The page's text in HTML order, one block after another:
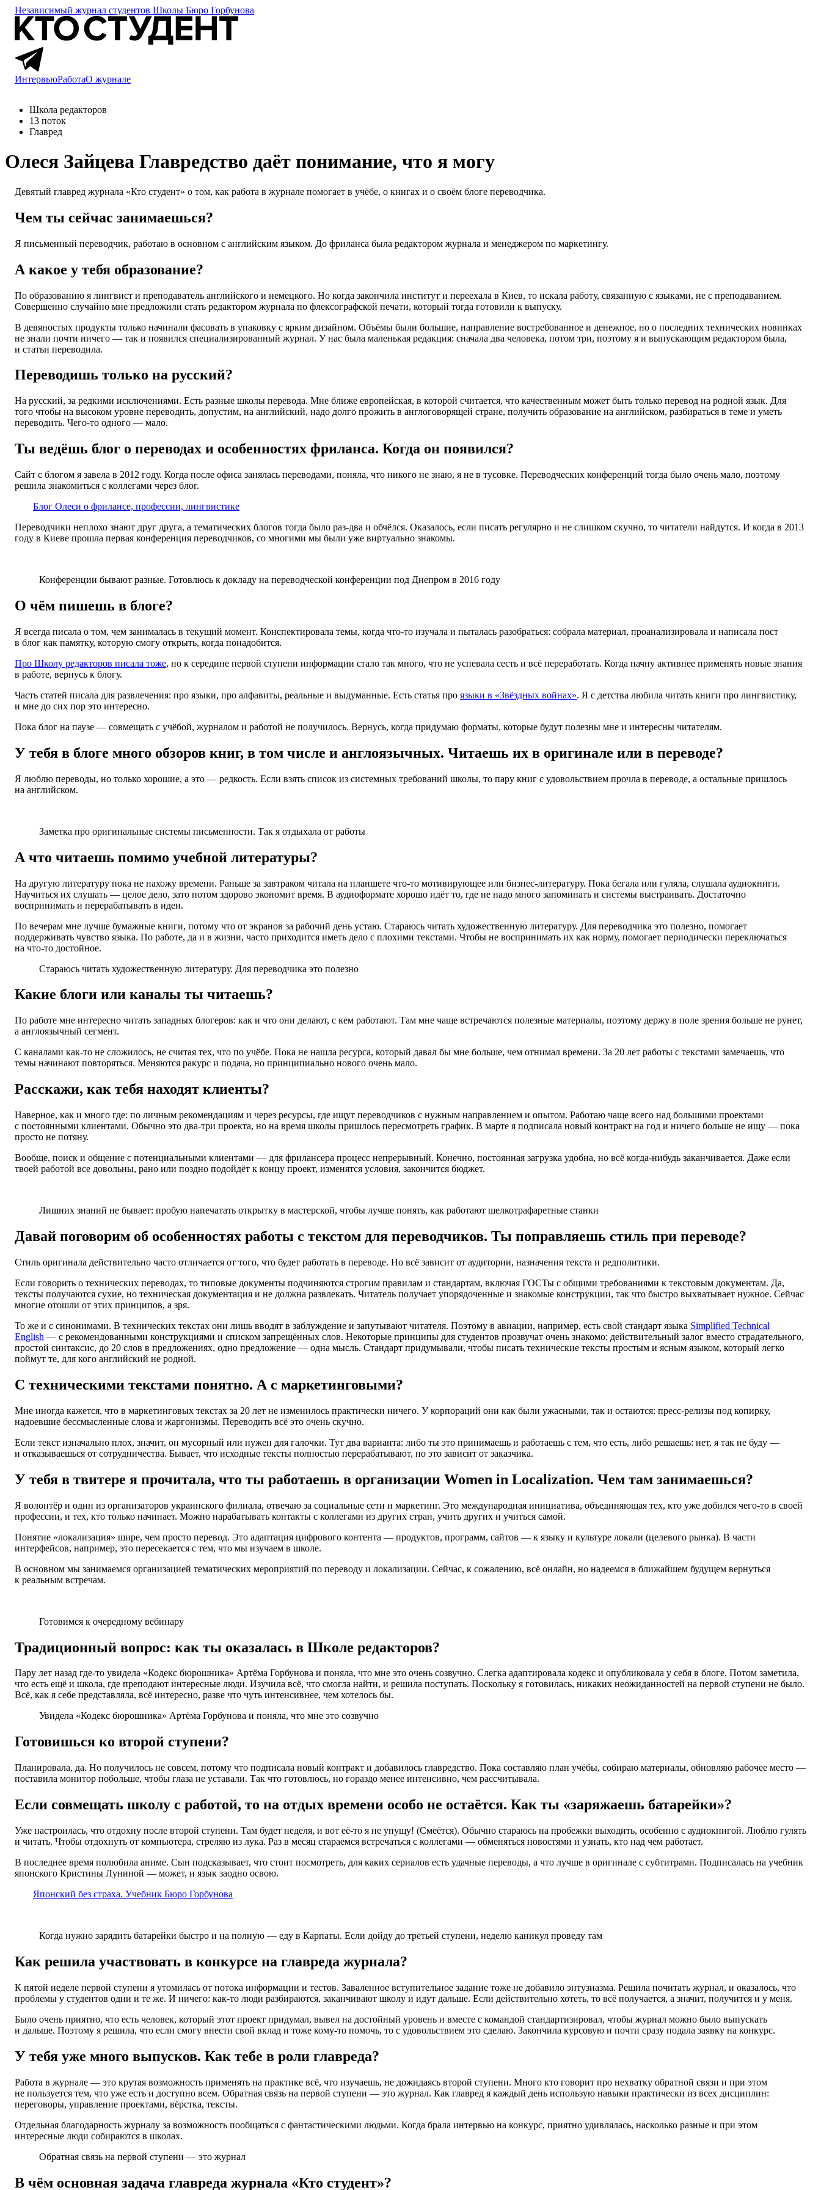
Независимый журнал студентов Школы Бюро Горбунова
ИнтервьюРаботаО журнале
Школа редакторов
13 поток
Главред
Олеся Зайцева Главредство даёт понимание, что я могу
Девятый главред журнала «Кто студент» о том, как работа в журнале помогает в учёбе, о книгах и о своём блоге переводчика.
Чем ты сейчас занимаешься?
Я письменный переводчик, работаю в основном с английским языком. До фриланса была редактором журнала и менеджером по маркетингу.
А какое у тебя образование?
По образованию я лингвист и преподаватель английского и немецкого. Но когда закончила институт и переехала в Киев, то искала работу, связанную с языками, не с преподаванием.
Совершенно случайно мне предложили стать редактором журнала по флексографской печати, который тогда готовили к выпуску.
В девяностых продукты только начинали фасовать в упаковку с ярким дизайном. Объёмы были большие, направление востребованное и денежное, но о последних технических новинках
не знали почти ничего — так и появился специализированный журнал. У нас была маленькая редакция: сначала два человека, потом три, поэтому я и выпускающим редактором была,
и статьи переводила.
Переводишь только на русский?
На русский, за редкими исключениями. Есть разные школы перевода. Мне ближе европейская, в которой считается, что качественным может быть только перевод на родной язык. Для
того чтобы на высоком уровне переводить, допустим, на английский, надо долго прожить в англоговорящей стране, получить образование на английском, разбираться в теме и уметь
переводить. Чего-то одного — мало.
Ты ведёшь блог о переводах и особенностях фриланса. Когда он появился?
Сайт с блогом я завела в 2012 году. Когда после офиса занялась переводами, поняла, что никого не знаю, я не в тусовке. Переводческих конференций тогда было очень мало, поэтому
решила знакомиться с коллегами через блог.
Блог Олеси о фрилансе, профессии, лингвистике
Переводчики неплохо знают друг друга, а тематических блогов тогда было раз-два и обчёлся. Оказалось, если писать регулярно и не слишком скучно, то читатели найдутся. И когда в 2013
году в Киеве прошла первая конференция переводчиков, со многими мы были уже виртуально знакомы.
Конференции бывают разные. Готовлюсь к докладу на переводческой конференции под Днепром в 2016 году
О чём пишешь в блоге?
Я всегда писала о том, чем занималась в текущий момент. Конспектировала темы, когда что-то изучала и пыталась разобраться: собрала материал, проанализировала и написала пост
в блог как памятку, которую смогу открыть, когда понадобится.
Про Школу редакторов писала тоже, но к середине первой ступени информации стало так много, что не успевала сесть и всё переработать. Когда начну активнее применять новые знания
в работе, вернусь к блогу.
Часть статей писала для развлечения: про языки, про алфавиты, реальные и выдуманные. Есть статья про языки в «Звёздных войнах». Я с детства любила читать книги про лингвистику,
и мне до сих пор это интересно.
Пока блог на паузе — совмещать с учёбой, журналом и работой не получилось. Вернусь, когда придумаю форматы, которые будут полезны мне и интересны читателям.
У тебя в блоге много обзоров книг, в том числе и англоязычных. Читаешь их в оригинале или в переводе?
Я люблю переводы, но только хорошие, а это — редкость. Если взять список из системных требований школы, то пару книг с удовольствием прочла в переводе, а остальные пришлось
на английском.
Заметка про оригинальные системы письменности. Так я отдыхала от работы
А что читаешь помимо учебной литературы?
На другую литературу пока не нахожу времени. Раньше за завтраком читала на планшете что-то мотивирующее или бизнес-литературу. Пока бегала или гуляла, слушала аудиокниги.
Научиться их слушать — целое дело, зато потом здорово экономит время. В аудиоформате хорошо идёт то, где не надо много запоминать и системы выстраивать. Достаточно
воспринимать и перерабатывать в идеи.
По вечерам мне лучше бумажные книги, потому что от экранов за рабочий день устаю. Стараюсь читать художественную литературу. Для переводчика это полезно, помогает
поддерживать чувство языка. По работе, да и в жизни, часто приходится иметь дело с плохими текстами. Чтобы не воспринимать их как норму, помогает периодически переключаться
на что-то достойное.
Стараюсь читать художественную литературу. Для переводчика это полезно
Какие блоги или каналы ты читаешь?
По работе мне интересно читать западных блогеров: как и что они делают, с кем работают. Там мне чаще встречаются полезные материалы, поэтому держу в поле зрения больше не рунет,
а англоязычный сегмент.
С каналами как-то не сложилось, не считая тех, что по учёбе. Пока не нашла ресурса, который давал бы мне больше, чем отнимал времени. За 20 лет работы с текстами замечаешь, что
темы начинают повторяться. Меняются ракурс и подача, но принципиально нового очень мало.
Расскажи, как тебя находят клиенты?
Наверное, как и много где: по личным рекомендациям и через ресурсы, где ищут переводчиков с нужным направлением и опытом. Работаю чаще всего над большими проектами
с постоянными клиентами. Обычно это два-три проекта, но на время школы пришлось пересмотреть график. В марте я подписала новый контракт на год и ничего больше не ищу — пока
просто не потяну.
Вообще, поиск и общение с потенциальными клиентами — для фрилансера процесс непрерывный. Конечно, постоянная загрузка удобна, но всё когда-нибудь заканчивается. Даже если
твоей работой все довольны, рано или поздно подойдёт к концу проект, изменятся условия, закончится бюджет.
Лишних знаний не бывает: пробую напечатать открытку в мастерской, чтобы лучше понять, как работают шелкотрафаретные станки
Давай поговорим об особенностях работы с текстом для переводчиков. Ты поправляешь стиль при переводе?
Стиль оригинала действительно часто отличается от того, что будет работать в переводе. Но всё зависит от аудитории, назначения текста и редполитики.
Если говорить о технических переводах, то типовые документы подчиняются строгим правилам и стандартам, включая ГОСТы с общими требованиями к текстовым документам. Да,
тексты получаются сухие, но техническая документация и не должна развлекать. Читатель получает упорядоченные и знакомые конструкции, так что быстро выхватывает нужное. Сейчас
многие отошли от этих принципов, а зря.
То же и с синонимами. В технических текстах они лишь вводят в заблуждение и запутывают читателя. Поэтому в авиации, например, есть свой стандарт языка Simplified Technical
English — с рекомендованными конструкциями и списком запрещённых слов. Некоторые принципы для студентов прозвучат очень знакомо: действительный залог вместо страдательного,
простой синтаксис, до 20 слов в предложениях, одно предложение — одна мысль. Стандарт придумывали, чтобы писать технические тексты простым и ясным языком, который легко
поймут те, для кого английский не родной.
С техническими текстами понятно. А с маркетинговыми?
Мне иногда кажется, что в маркетинговых текстах за 20 лет не изменилось практически ничего. У корпораций они как были ужасными, так и остаются: пресс-релизы под копирку,
надоевшие бессмысленные слова и жаргонизмы. Переводить всё это очень скучно.
Если текст изначально плох, значит, он мусорный или нужен для галочки. Тут два варианта: либо ты это принимаешь и работаешь с тем, что есть, либо решаешь: нет, я так не буду —
и отказываешься от сотрудничества. Бывает, что исходные тексты полностью перерабатывают, но это зависит от заказчика.
У тебя в твитере я прочитала, что ты работаешь в организации Women in Localization. Чем там занимаешься?
Я волонтёр и один из организаторов украинского филиала, отвечаю за социальные сети и маркетинг. Это международная инициатива, объединяющая тех, кто уже добился чего-то в своей
профессии, и тех, кто только начинает. Можно нарабатывать контакты с коллегами из других стран, учить других и учиться самой.
Понятие «локализация» шире, чем просто перевод. Это адаптация цифрового контента — продуктов, программ, сайтов — к языку и культуре локали (целевого рынка). В части
интерфейсов, например, это пересекается с тем, что мы изучаем в школе.
В основном мы занимаемся организацией тематических мероприятий по переводу и локализации. Сейчас, к сожалению, всё онлайн, но надеемся в ближайшем будущем вернуться
к реальным встречам.
Готовимся к очередному вебинару
Традиционный вопрос: как ты оказалась в Школе редакторов?
Пару лет назад где-то увидела «Кодекс бюрошника» Артёма Горбунова и поняла, что мне это очень созвучно. Слегка адаптировала кодекс и опубликовала у себя в блоге. Потом заметила,
что есть ещё и школа, где преподают интересные люди. Изучила всё, что смогла найти, и решила поступать. Поскольку я готовилась, никаких неожиданностей на первой ступени не было.
Всё, как я себе представляла, всё интересно, разве что чуть интенсивнее, чем хотелось бы.
Увидела «Кодекс бюрошника» Артёма Горбунова и поняла, что мне это созвучно
Готовишься ко второй ступени?
Планировала, да. Но получилось не совсем, потому что подписала новый контракт и добавилось главредство. Пока составляю план учёбы, собираю материалы, обновляю рабочее место —
поставила монитор побольше, чтобы глаза не уставали. Так что готовлюсь, но гораздо менее интенсивно, чем рассчитывала.
Если совмещать школу с работой, то на отдых времени особо не остаётся. Как ты «заряжаешь батарейки»?
Уже настроилась, что отдохну после второй ступени. Там будет неделя, и вот её-то я не упущу! (Смеётся). Обычно стараюсь на пробежки выходить, особенно с аудиокнигой. Люблю гулять
и читать. Чтобы отдохнуть от компьютера, стреляю из лука. Раз в месяц стараемся встречаться с коллегами — обменяться новостями и узнать, кто над чем работает.
В последнее время полюбила аниме. Сын подсказывает, что стоит посмотреть, для каких сериалов есть удачные переводы, а что лучше в оригинале с субтитрами. Подписалась на учебник
японского Кристины Луниной — может, и язык заодно освою.
Японский без страха. Учебник Бюро Горбунова
Когда нужно зарядить батарейки быстро и на полную — еду в Карпаты. Если дойду до третьей ступени, неделю каникул проведу там
Как решила участвовать в конкурсе на главреда журнала?
К пятой неделе первой ступени я утомилась от потока информации и тестов. Заваленное вступительное задание тоже не добавило энтузиазма. Решила почитать журнал, и оказалось, что
проблемы у студентов одни и те же. И ничего: как-то люди разбираются, заканчивают школу и идут дальше. Если действительно хотеть, то всё получается, а значит, получится и у меня.
Было очень приятно, что есть человек, который этот проект придумал, вывел на достойный уровень и вместе с командой стандартизировал, чтобы журнал можно было выпускать
и дальше. Поэтому я решила, что если смогу внести свой вклад и тоже кому-то помочь, то с удовольствием это сделаю. Закончила курсовую и почти сразу подала заявку на конкурс.
У тебя уже много выпусков. Как тебе в роли главреда?
Работа в журнале — это крутая возможность применять на практике всё, что изучаешь, не дожидаясь второй ступени. Много кто говорит про нехватку обратной связи и при этом
не пользуется тем, что уже есть и доступно всем. Обратная связь на первой ступени — это журнал. Как главред я каждый день использую навыки практически из всех дисциплин:
переговоры, управление проектами, вёрстка, тексты.
Отдельная благодарность журналу за возможность пообщаться с фантастическими людьми. Когда брала интервью на конкурс, приятно удивлялась, насколько разные и при этом
интересные люди собираются в школах.
Обратная связь на первой ступени — это журнал
В чём основная задача главреда журнала «Кто студент»?